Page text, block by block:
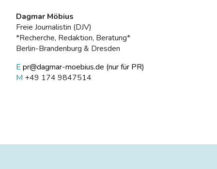
Dagmar Möbius
Freie Journalistin (DJV)
*Recherche, Redaktion, Beratung*
Berlin-Brandenburg & Dresden
E pr@dagmar-moebius.de (nur für PR)
M +49 174 9847514